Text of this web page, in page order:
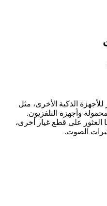
الذكية الأخرى، مثل
وأجهزة التلفزيون.
العثور على قطع غيار أخرى،
الصوت.